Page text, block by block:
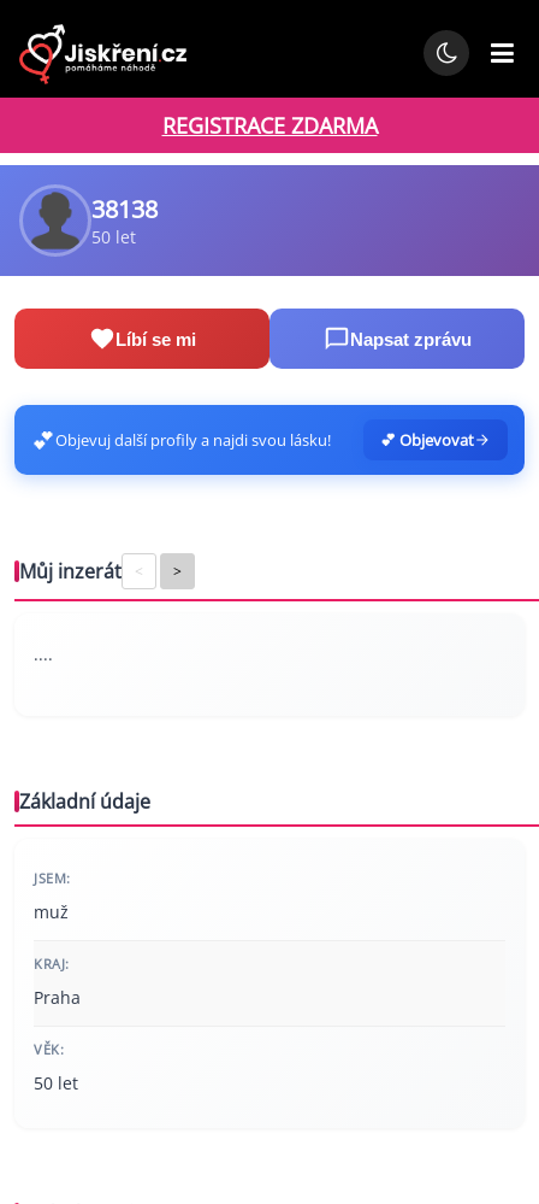
REGISTRACE ZDARMA
38138
50 let
Líbí se mi Napsat zprávu
💕Objevuj další profily a najdi svou lásku! 💕 Objevovat
Můj inzerát < >
....
Základní údaje
JSEM:
muž
KRAJ:
Praha
VĚK:
50 let